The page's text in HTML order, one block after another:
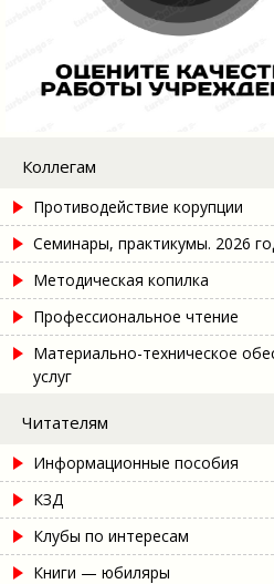
Коллегам
Противодействие корупции
Семинары, практикумы. 2026
Методическая копилка
Профессиональное чтение
Материально-техническое
услуг
Читателям
Информационные пособия
КЗД
Клубы по интересам
Книги — юбиляры